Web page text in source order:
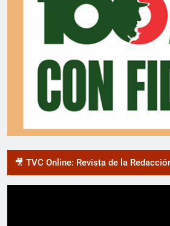
🎥 TVC Online: Revista de la